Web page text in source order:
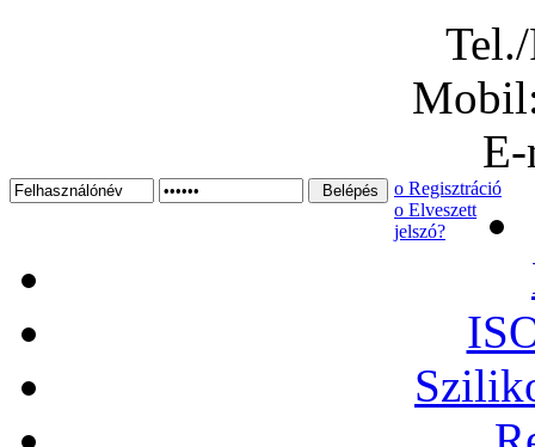
ο Regisztráció
ο Elveszett
jelszó?